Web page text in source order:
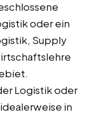
oder ein
Supply
Logistik oder
in